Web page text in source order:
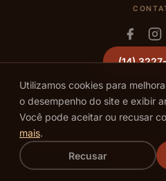
(14)
©2026We Hall Beauty · Todos os
Política de
Utilizamos cookies para
o desempenho do site e exibir
Você pode aceitar ou recusar
mais.
Recusar